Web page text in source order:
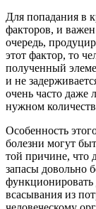
Для попадания в
факторов, и
очередь,
этот фактор, то
полученный
и не
очень часто даже
нужном
Особенность
болезни могут
той причине, что
запасы довольно
функционировать
всасывания из